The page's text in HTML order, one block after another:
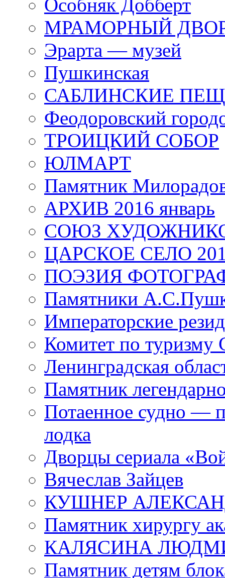
Особняк Добберт
МРАМОРНЫЙ
Эрарта — музей
Пушкинская
САБЛИНСКИЕ
Феодоровский
ТРОИЦКИЙ СОБОР
ЮЛМАРТ
Памятник
АРХИВ 2016 январь
СОЮЗ
ЦАРСКОЕ СЕЛО
ПОЭЗИЯ
Памятники
Императорские
Комитет по туризму
Ленинградская
Памятник
Потаенное судно —
лодка
Дворцы сериала
Вячеслав Зайцев
КУШНЕР
Памятник хирургу
КАЛЯСИНА
Памятник детям